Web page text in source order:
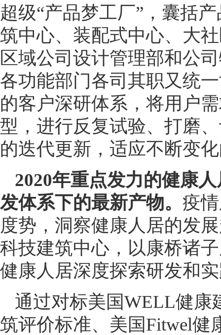
超级“产品梦工厂”，囊括
筑中心、装配式中心、大
区域公司设计管理部和公
各功能部门各司其职又统
的客户深研体系，将用户
型，进行反复试验、打磨
的迭代更新，适应不断变
2020年重点发力的健康
发体系下的最新产物。 疫
度势，洞察健康人居的发
科技建筑中心，以康桥诸
健康人居深度探索研发和
通过对标美国WELL健康
筑评价标准、美国Fitwel健